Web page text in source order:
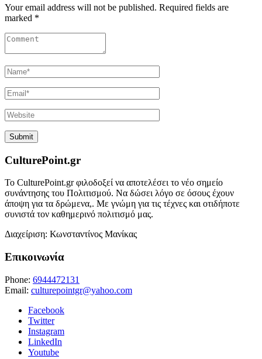
Your email address will not be published. Required fields are
marked *
CulturePoint.gr
Το CulturePoint.gr φιλοδοξεί να αποτελέσει το νέο σημείο
συνάντησης του Πολιτισμού. Να δώσει λόγο σε όσους έχουν
άποψη για τα δρώμενα,. Με γνώμη για τις τέχνες και οτιδήποτε
συνιστά τον καθημερινό πολιτισμό μας.
Διαχείριση: Κωνσταντίνος Μανίκας
Επικοινωνία
Phone: 6944472131
Email: culturepointgr@yahoo.com
Facebook
Twitter
Instagram
LinkedIn
Youtube